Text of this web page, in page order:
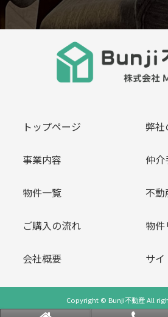
トップページ 弊社
事業内容 仲
物件一覧 不動
ご購入の流れ 物件
会社概要 サ
Copyright © Bunji不動産 All
powered by 不動産クラウド